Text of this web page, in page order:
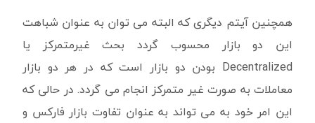
همچنین آیتم دیگری که البته می توان به عنوان شباهت
این دو بازار محسوب گردد بحث غیرمتمرکز یا
Decentralized بودن دو بازار است که در هر دو بازار
معاملات به صورت غیر متمرکز انجام می گردد. در حالی که
این امر خود به می تواند به عنوان تفاوت بازار فارکس و